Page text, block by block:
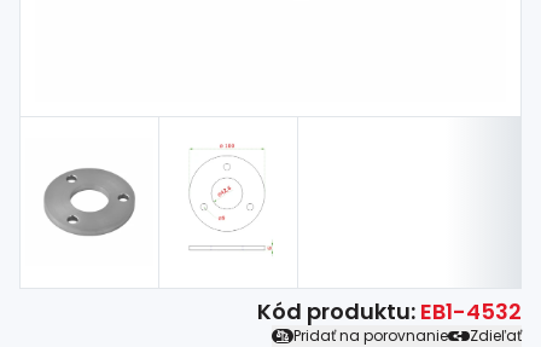
Kód produktu: EB1-4532
Pridať na porovnanie Zdieľať